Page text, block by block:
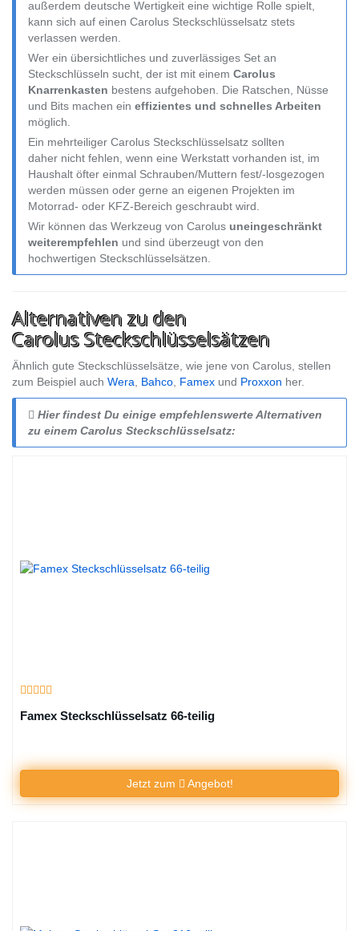
außerdem deutsche Wertigkeit eine wichtige Rolle spielt,
kann sich auf einen Carolus Steckschlüsselsatz stets
verlassen werden.
Wer ein übersichtliches und zuverlässiges Set an
Steckschlüsseln sucht, der ist mit einem Carolus
Knarrenkasten bestens aufgehoben. Die Ratschen, Nüsse
und Bits machen ein effizientes und schnelles Arbeiten
möglich.
Ein mehrteiliger Carolus Steckschlüsselsatz sollten
daher nicht fehlen, wenn eine Werkstatt vorhanden ist, im
Haushalt öfter einmal Schrauben/Muttern fest/-losgezogen
werden müssen oder gerne an eigenen Projekten im
Motorrad- oder KFZ-Bereich geschraubt wird.
Wir können das Werkzeug von Carolus uneingeschränkt
weiterempfehlen und sind überzeugt von den
hochwertigen Steckschlüsselsätzen.
Alternativen zu den
Carolus Steckschlüsselsätzen
Ähnlich gute Steckschlüsselsätze, wie jene von Carolus, stellen
zum Beispiel auch Wera, Bahco, Famex und Proxxon her.
Hier findest Du einige empfehlenswerte Alternativen
zu einem Carolus Steckschlüsselsatz:
Famex Steckschlüsselsatz 66-teilig
Jetzt zum Angebot!